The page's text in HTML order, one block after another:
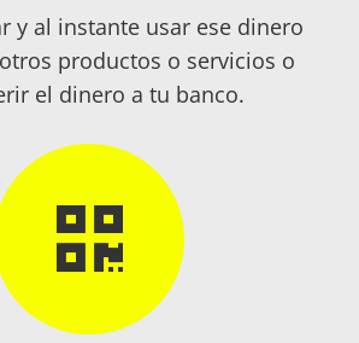
y al instante usar ese dinero
productos o servicios o
el dinero a tu banco.